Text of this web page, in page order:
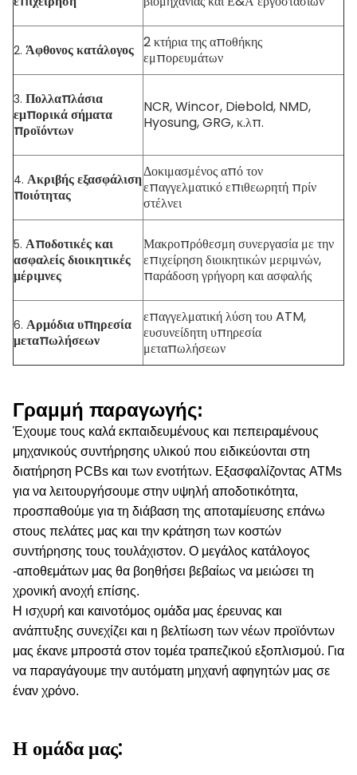
2. Άφθονος κατάλογος 2 κτήρια της αποθήκης
εμπορευμάτων
3. Πολλαπλάσια
εμπορικά σήματα
προϊόντων
NCR, Wincor, Diebold, NMD,
Hyosung, GRG, κ.λπ.
4. Ακριβής εξασφάλιση
ποιότητας
Δοκιμασμένος από τον
επαγγελματικό επιθεωρητή πρίν
στέλνει
5. Αποδοτικές και
ασφαλείς διοικητικές
μέριμνες
Μακροπρόθεσμη συνεργασία με την
επιχείρηση διοικητικών μεριμνών,
παράδοση γρήγορη και ασφαλής
6. Αρμόδια υπηρεσία
μεταπωλήσεων
επαγγελματική λύση του ATM,
ευσυνείδητη υπηρεσία
μεταπωλήσεων
Γραμμή παραγωγής:
Έχουμε τους καλά εκπαιδευμένους και πεπειραμένους
μηχανικούς συντήρησης υλικού που ειδικεύονται στη
διατήρηση PCBs και των ενοτήτων. Εξασφαλίζοντας ATMs
για να λειτουργήσουμε στην υψηλή αποδοτικότητα,
προσπαθούμε για τη διάβαση της αποταμίευσης επάνω
στους πελάτες μας και την κράτηση των κοστών
συντήρησης τους τουλάχιστον. Ο μεγάλος κατάλογος
-αποθεμάτων μας θα βοηθήσει βεβαίως να μειώσει τη
χρονική ανοχή επίσης.
Η ισχυρή και καινοτόμος ομάδα μας έρευνας και
ανάπτυξης συνεχίζει και η βελτίωση των νέων προϊόντων
μας έκανε μπροστά στον τομέα τραπεζικού εξοπλισμού. Για
να παραγάγουμε την αυτόματη μηχανή αφηγητών μας σε
έναν χρόνο.
Η ομάδα μας: